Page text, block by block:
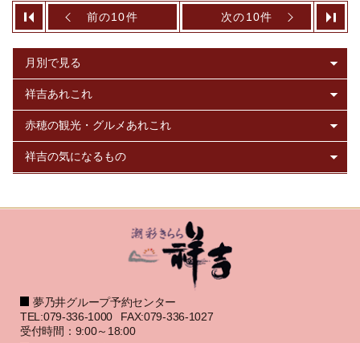
前の10件 次の10件
夢乃井グループ予約センター
TEL:079-336-1000
FAX:079-336-1027
受付時間：9:00～18:00